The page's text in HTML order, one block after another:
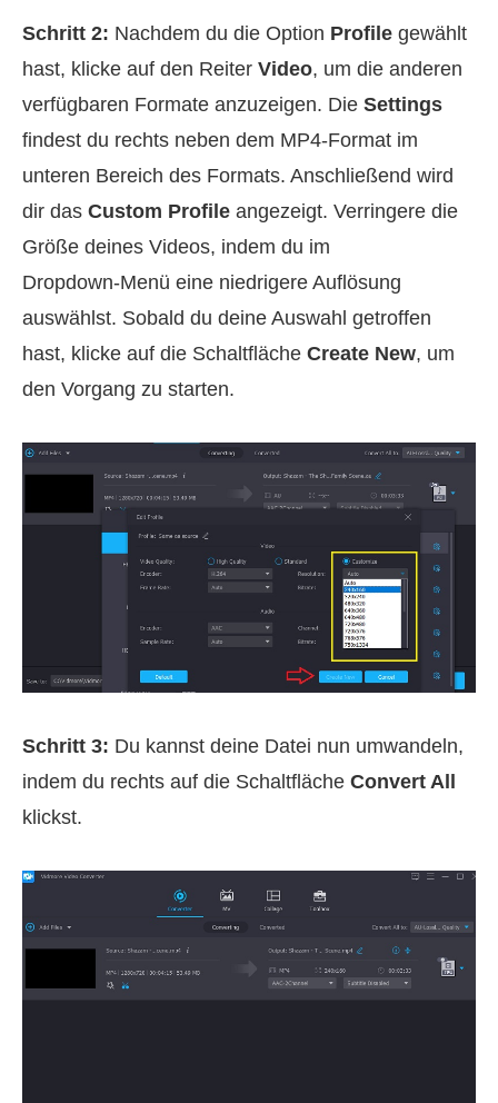
Schritt 2: Nachdem du die Option Profile gewählt
hast, klicke auf den Reiter Video, um die anderen
verfügbaren Formate anzuzeigen. Die Settings
findest du rechts neben dem MP4‑Format im
unteren Bereich des Formats. Anschließend wird
dir das Custom Profile angezeigt. Verringere die
Größe deines Videos, indem du im
Dropdown‑Menü eine niedrigere Auflösung
auswählst. Sobald du deine Auswahl getroffen
hast, klicke auf die Schaltfläche Create New, um
den Vorgang zu starten.
Schritt 3: Du kannst deine Datei nun umwandeln,
indem du rechts auf die Schaltfläche Convert All
klickst.